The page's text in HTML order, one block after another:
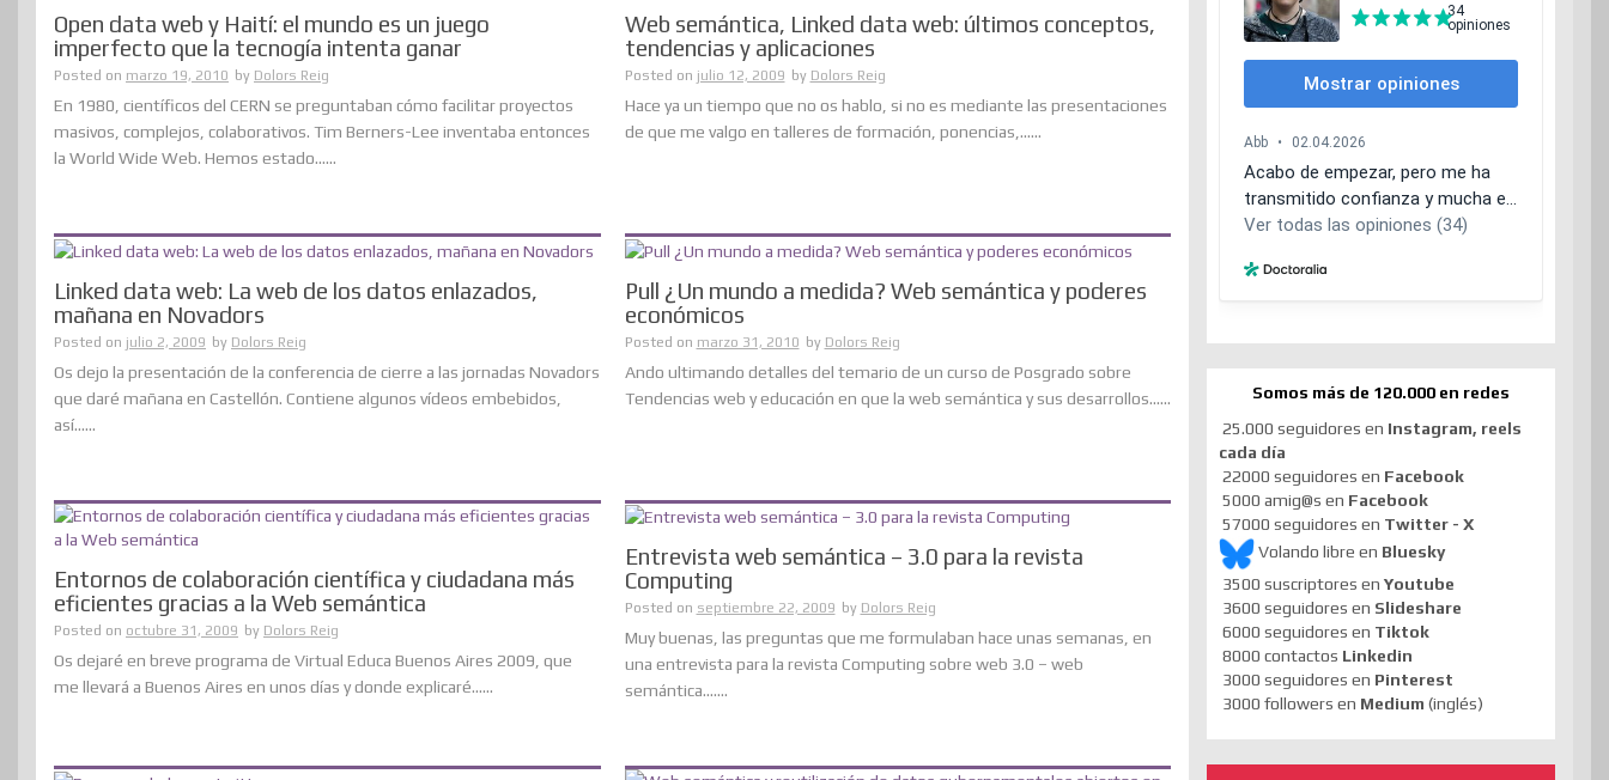
Open data web y Haití: el mundo es un juego
imperfecto que la tecnogía intenta ganar
Posted on marzo 19, 2010 by Dolors Reig
En 1980, científicos del CERN se preguntaban cómo facilitar proyectos
masivos, complejos, colaborativos. Tim Berners-Lee inventaba entonces
la World Wide Web. Hemos estado......
Web semántica, Linked data web: últimos conceptos,
tendencias y aplicaciones
Posted on julio 12, 2009 by Dolors Reig
Hace ya un tiempo que no os hablo, si no es mediante las presentaciones
de que me valgo en talleres de formación, ponencias,......
Linked data web: La web de los datos enlazados,
mañana en Novadors
Posted on julio 2, 2009 by Dolors Reig
Os dejo la presentación de la conferencia de cierre a las jornadas Novadors
que daré mañana en Castellón. Contiene algunos vídeos embebidos,
así......
Pull ¿Un mundo a medida? Web semántica y poderes
económicos
Posted on marzo 31, 2010 by Dolors Reig
Ando ultimando detalles del temario de un curso de Posgrado sobre
Tendencias web y educación en que la web semántica y sus desarrollos......
Entornos de colaboración científica y ciudadana más
eficientes gracias a la Web semántica
Posted on octubre 31, 2009 by Dolors Reig
Os dejaré en breve programa de Virtual Educa Buenos Aires 2009, que
me llevará a Buenos Aires en unos días y donde explicaré......
Entrevista web semántica – 3.0 para la revista
Computing
Posted on septiembre 22, 2009 by Dolors Reig
Muy buenas, las preguntas que me formulaban hace unas semanas, en
una entrevista para la revista Computing sobre web 3.0 – web
semántica.......
Somos más de 120.000 en redes
25.000 seguidores en Instagram, reels
cada día
22000 seguidores en Facebook
5000 amig@s en Facebook
57000 seguidores en Twitter - X
Volando libre en Bluesky
3500 suscriptores en Youtube
3600 seguidores en Slideshare
6000 seguidores en Tiktok
8000 contactos Linkedin
3000 seguidores en Pinterest
3000 followers en Medium (inglés)